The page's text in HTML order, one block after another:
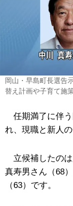
岡山・早島町長選
替え計画や子育て施
任期満了に伴う
れ、現職と新人
立候補したのは
真寿男さん（68
（63）です。